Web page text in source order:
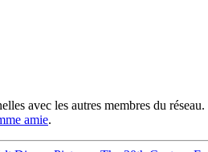
avec les autres membres du réseau.
amie.